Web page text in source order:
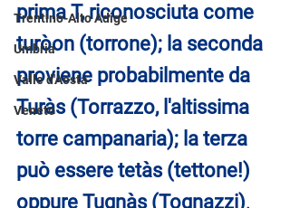
Trentino-Alto Adige
Umbria
Valle d'Aosta
Veneto
prima T, riconosciuta come
turòon (torrone); la seconda
proviene probabilmente da
Turàs (Torrazzo, l'altissima
torre campanaria); la terza
può essere tetàs (tettone!)
oppure Tugnàs (Tognazzi).